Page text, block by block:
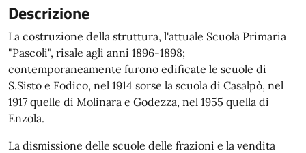
Descrizione
La costruzione della struttura, l'attuale Scuola Primaria
"Pascoli", risale agli anni 1896-1898;
contemporaneamente furono edificate le scuole di
S.Sisto e Fodico, nel 1914 sorse la scuola di Casalpò, nel
1917 quelle di Molinara e Godezza, nel 1955 quella di
Enzola.
La dismissione delle scuole delle frazioni e la vendita